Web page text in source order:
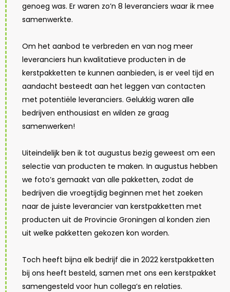
genoeg was. Er waren zo’n 8 leveranciers waar ik mee
samenwerkte.
Om het aanbod te verbreden en van nog meer
leveranciers hun kwalitatieve producten in de
kerstpakketten te kunnen aanbieden, is er veel tijd en
aandacht besteedt aan het leggen van contacten
met potentiële leveranciers. Gelukkig waren alle
bedrijven enthousiast en wilden ze graag
samenwerken!
Uiteindelijk ben ik tot augustus bezig geweest om een
selectie van producten te maken. In augustus hebben
we foto’s gemaakt van alle pakketten, zodat de
bedrijven die vroegtijdig beginnen met het zoeken
naar de juiste leverancier van kerstpakketten met
producten uit de Provincie Groningen al konden zien
uit welke pakketten gekozen kon worden.
Toch heeft bijna elk bedrijf die in 2022 kerstpakketten
bij ons heeft besteld, samen met ons een kerstpakket
samengesteld voor hun collega’s en relaties.